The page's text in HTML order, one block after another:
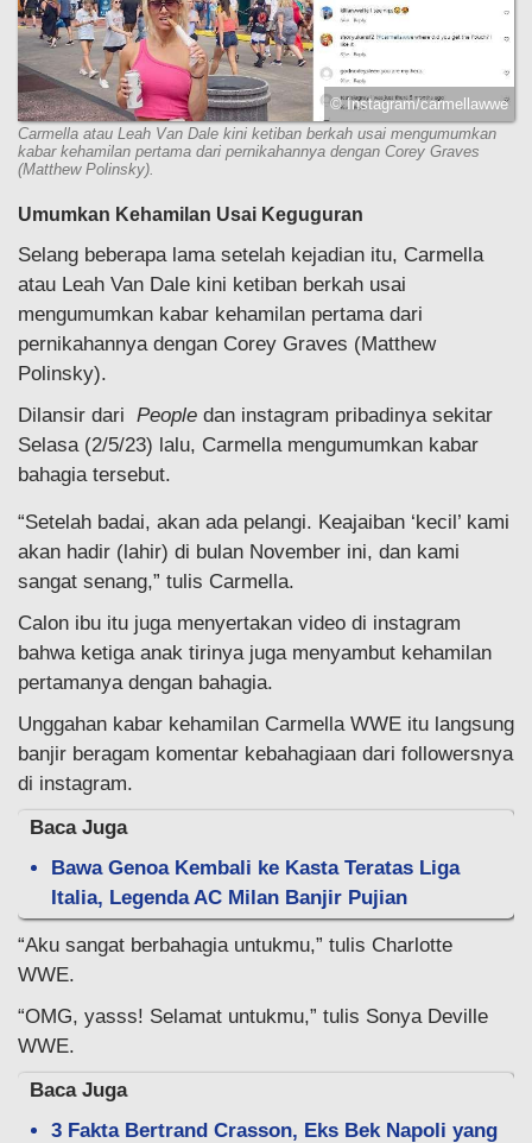
© Instagram/carmellawwe
Carmella atau Leah Van Dale kini ketiban berkah usai mengumumkan
kabar kehamilan pertama dari pernikahannya dengan Corey Graves
(Matthew Polinsky).
Umumkan Kehamilan Usai Keguguran
Selang beberapa lama setelah kejadian itu, Carmella
atau Leah Van Dale kini ketiban berkah usai
mengumumkan kabar kehamilan pertama dari
pernikahannya dengan Corey Graves (Matthew
Polinsky).
Dilansir dari People dan instagram pribadinya sekitar
Selasa (2/5/23) lalu, Carmella mengumumkan kabar
bahagia tersebut.
“Setelah badai, akan ada pelangi. Keajaiban ‘kecil’ kami
akan hadir (lahir) di bulan November ini, dan kami
sangat senang,” tulis Carmella.
Calon ibu itu juga menyertakan video di instagram
bahwa ketiga anak tirinya juga menyambut kehamilan
pertamanya dengan bahagia.
Unggahan kabar kehamilan Carmella WWE itu langsung
banjir beragam komentar kebahagiaan dari followersnya
di instagram.
Baca Juga
Bawa Genoa Kembali ke Kasta Teratas Liga
Italia, Legenda AC Milan Banjir Pujian
“Aku sangat berbahagia untukmu,” tulis Charlotte
WWE.
“OMG, yasss! Selamat untukmu,” tulis Sonya Deville
WWE.
Baca Juga
3 Fakta Bertrand Crasson, Eks Bek Napoli yang